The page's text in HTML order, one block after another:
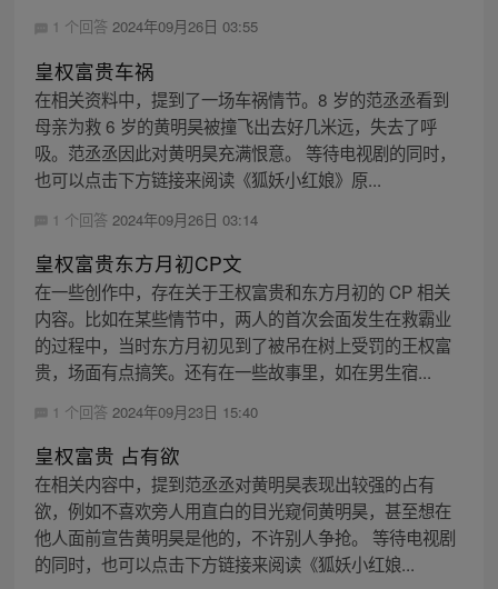
1 个回答 2024年09月26日 03:55
皇权富贵车祸
在相关资料中，提到了一场车祸情节。8 岁的范丞丞看到
母亲为救 6 岁的黄明昊被撞飞出去好几米远，失去了呼
吸。范丞丞因此对黄明昊充满恨意。 等待电视剧的同时，
也可以点击下方链接来阅读《狐妖小红娘》原...
1 个回答 2024年09月26日 03:14
皇权富贵东方月初CP文
在一些创作中，存在关于王权富贵和东方月初的 CP 相关
内容。比如在某些情节中，两人的首次会面发生在救霸业
的过程中，当时东方月初见到了被吊在树上受罚的王权富
贵，场面有点搞笑。还有在一些故事里，如在男生宿...
1 个回答 2024年09月23日 15:40
皇权富贵 占有欲
在相关内容中，提到范丞丞对黄明昊表现出较强的占有
欲，例如不喜欢旁人用直白的目光窥伺黄明昊，甚至想在
他人面前宣告黄明昊是他的，不许别人争抢。 等待电视剧
的同时，也可以点击下方链接来阅读《狐妖小红娘...